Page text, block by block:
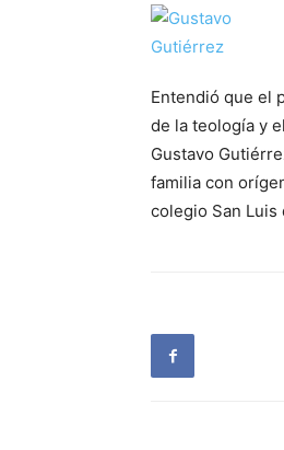
Entendió que el
de la teología y
Gustavo
familia con
colegio San Luis